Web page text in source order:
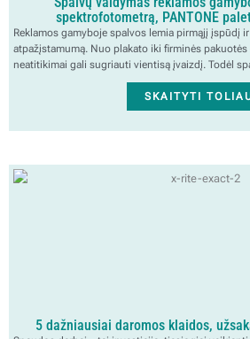
spektrofotometrą, PANTONE
Reklamos gamyboje spalvos lemia pirmąjį įspūdį
atpažįstamumą. Nuo plakato iki firminės pakuotės
neatitikimai gali sugriauti vientisą įvaizdį. Todėl
SKAITYTI
5 dažniausiai daromos klaidos,